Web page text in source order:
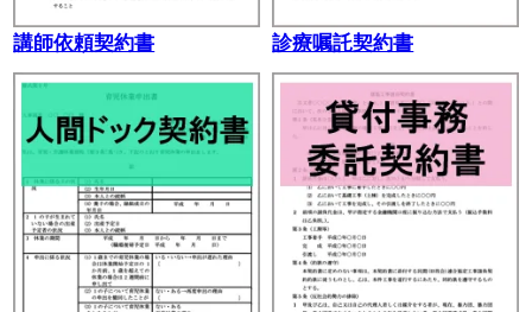
講師依頼契約書 診療嘱託契約書